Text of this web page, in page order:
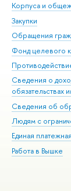
Корпуса и
Закупки
Обращения
Фонд целевого
Сведения о
обязательствах
Сведения об
Людям с
Единая
Работа в Вышке